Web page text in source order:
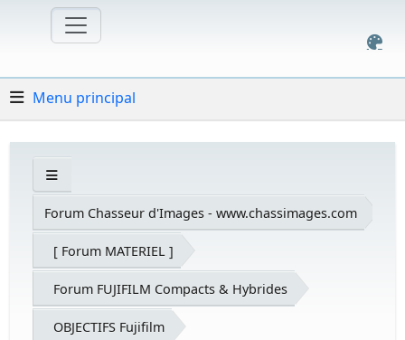
Menu principal
Forum Chasseur d'Images - www.chassimages.com
[ Forum MATERIEL ]
Forum FUJIFILM Compacts & Hybrides
OBJECTIFS Fujifilm